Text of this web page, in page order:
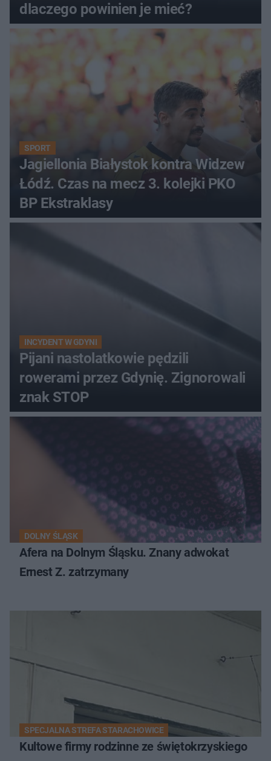
dlaczego powinien je mieć?
SPORT
Jagiellonia Białystok kontra Widzew
Łódź. Czas na mecz 3. kolejki PKO
BP Ekstraklasy
INCYDENT W GDYNI
Pijani nastolatkowie pędzili
rowerami przez Gdynię. Zignorowali
znak STOP
DOLNY ŚLĄSK
Afera na Dolnym Śląsku. Znany adwokat
Ernest Z. zatrzymany
SPECJALNA STREFA STARACHOWICE
Kultowe firmy rodzinne ze świętokrzyskiego